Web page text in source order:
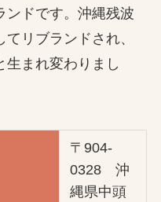
ンドです。沖縄残波
リブランドされ、
生まれ変わりまし
〒904-
0328 沖
縄県中頭